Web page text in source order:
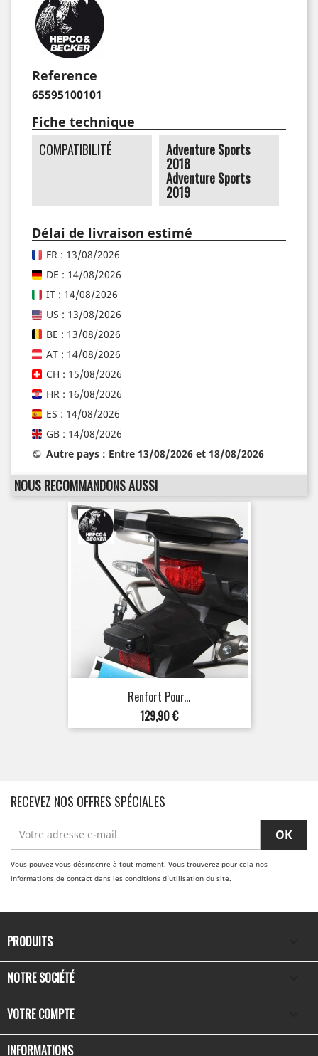
Reference
65595100101
Fiche technique
COMPATIBILITÉ Adventure Sports
2018
Adventure Sports
2019
Délai de livraison estimé
FR : 13/08/2026
DE : 14/08/2026
IT : 14/08/2026
US : 13/08/2026
BE : 13/08/2026
AT : 14/08/2026
CH : 15/08/2026
HR : 16/08/2026
ES : 14/08/2026
GB : 14/08/2026
Autre pays : Entre 13/08/2026 et 18/08/2026
NOUS RECOMMANDONS AUSSI
Renfort Pour...
Prix
129,90 €
RECEVEZ NOS OFFRES SPÉCIALES
Vous pouvez vous désinscrire à tout moment. Vous trouverez pour cela nos
informations de contact dans les conditions d'utilisation du site.
PRODUITS
NOTRE SOCIÉTÉ
VOTRE COMPTE
INFORMATIONS